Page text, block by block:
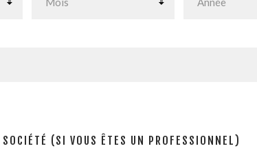
SOCIÉTÉ (SI VOUS ÊTES UN PROFESSIONNEL)